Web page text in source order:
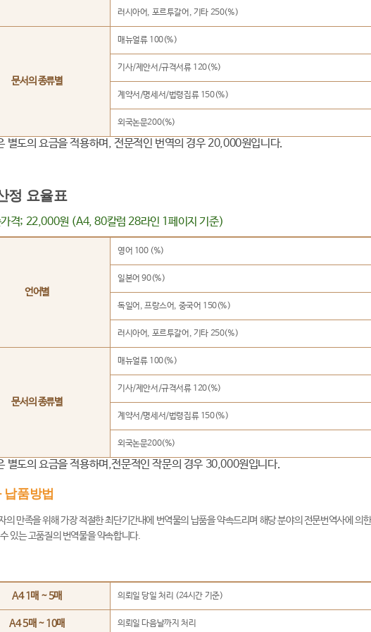
러시아어, 포르투갈어, 기타 250(%)
문서의 종류별
매뉴얼류 100(%)
기사/제안서/규격서류 120(%)
계약서/명세서/법령집류 150(%)
외국논문200(%)
별도의 요금을 적용하며, 전문적인 번역의 경우 20,000원입니다.
정 요율표
격; 22,000원 (A4, 80칼럼 28라인 1페이지 기준)
언어별
영어 100 (%)
일본어 90(%)
독일어, 프랑스어, 중국어 150(%)
러시아어, 포르투갈어, 기타 250(%)
문서의 종류별
매뉴얼류 100(%)
기사/제안서/규격서류 120(%)
계약서/명세서/법령집류 150(%)
외국논문200(%)
별도의 요금을 적용하며,전문적인 작문의 경우 30,000원입니다.
납품방법
의 만족을 위해 가장 적절한 최단기간내에 번역물의 납품을 약속드리며 해당 분야의 전문번역사에 의
있는 고품질의 번역물을 약속합니다.
A4 1매 ~ 5매 의뢰일 당일 처리 (24시간 기준)
A4 5매 ~ 10매 의뢰일 다음날까지 처리